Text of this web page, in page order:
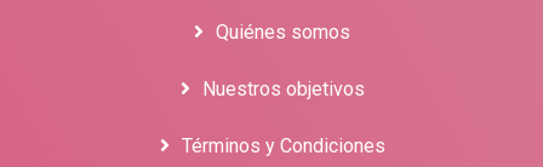
Quiénes somos
Nuestros objetivos
Términos y Condiciones